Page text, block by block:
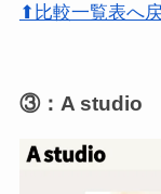
⬆比較一覧表へ
③：A studio